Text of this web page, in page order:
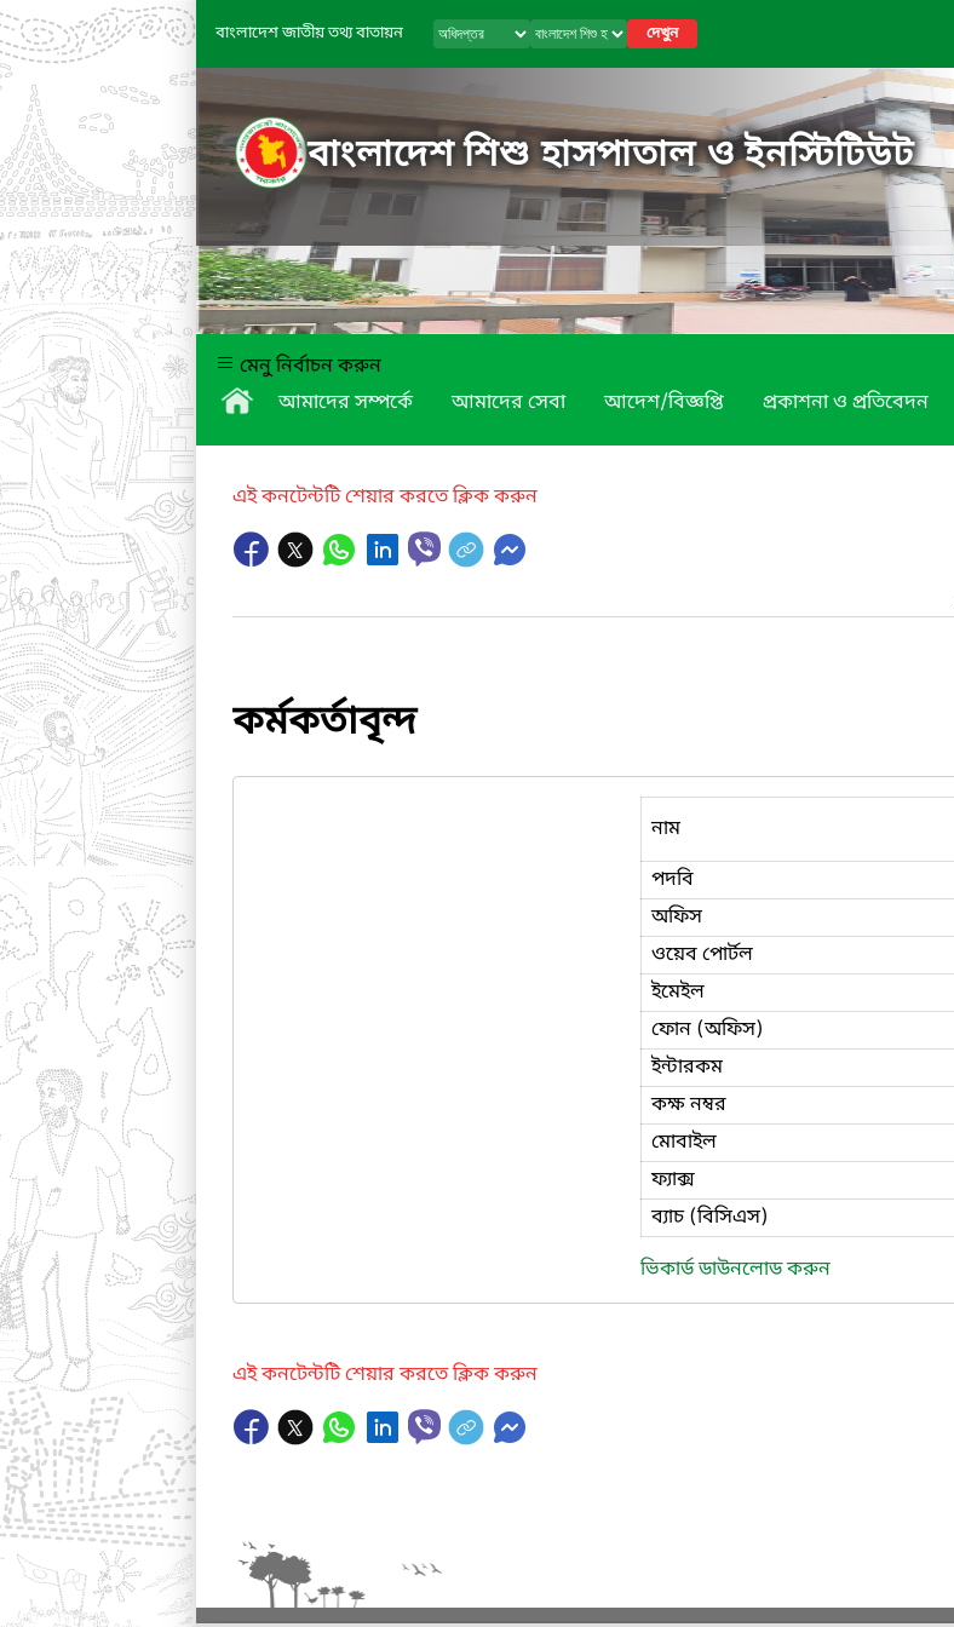
বাংলাদেশ জাতীয় তথ্য বাতায়ন দেখুন
বাংলাদেশ শিশু হাসপাতাল ও ইনস্টিটিউট
মেনু নির্বাচন করুন
আমাদের সম্পর্কে
আমাদের সেবা আদেশ/বিজ্ঞপ্তি প্রকাশনা ও প্রতিবেদন
এই কনটেন্টটি শেয়ার করতে ক্লিক করুন
কর্মকর্তাবৃন্দ
নাম
পদবি
অফিস
ওয়েব পোর্টল
ইমেইল
ফোন (অফিস)
ইন্টারকম
কক্ষ নম্বর
মোবাইল
ফ্যাক্স
ব্যাচ (বিসিএস)
ভিকার্ড ডাউনলোড করুন
এই কনটেন্টটি শেয়ার করতে ক্লিক করুন